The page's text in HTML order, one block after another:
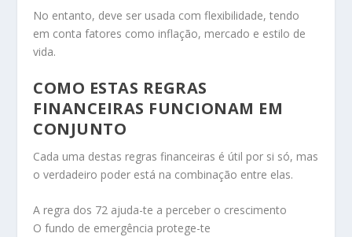
No entanto, deve ser usada com flexibilidade, tendo
em conta fatores como inflação, mercado e estilo de
vida.
COMO ESTAS REGRAS
FINANCEIRAS FUNCIONAM EM
CONJUNTO
Cada uma destas regras financeiras é útil por si só, mas
o verdadeiro poder está na combinação entre elas.
A regra dos 72 ajuda-te a perceber o crescimento
O fundo de emergência protege-te